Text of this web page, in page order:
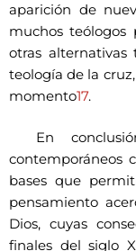
aparición de
muchos teólogos
otras alternativas
teología de la
momento17.
En
contemporáneos
bases que
pensamiento
Dios, cuyas
finales del siglo